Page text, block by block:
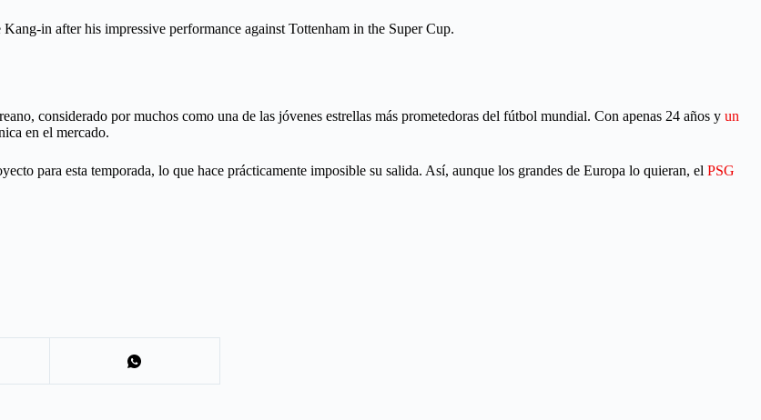
in after his impressive performance against Tottenham in the Super Cup.
considerado por muchos como una de las jóvenes estrellas más prometedoras del fútbol mundial. Con apenas 24 años y un
en el mercado.
para esta temporada, lo que hace prácticamente imposible su salida. Así, aunque los grandes de Europa lo quieran, el PSG